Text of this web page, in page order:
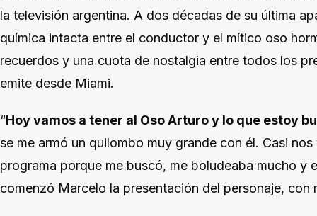
la televisión argentina. A dos décadas de su última
química intacta entre el conductor y el mítico oso
recuerdos y una cuota de nostalgia entre todos los
emite desde Miami.
“Hoy vamos a tener al Oso Arturo y lo que estoy
se me armó un quilombo muy grande con él. Casi
programa porque me buscó, me boludeaba mucho y
comenzó Marcelo la presentación del personaje, con